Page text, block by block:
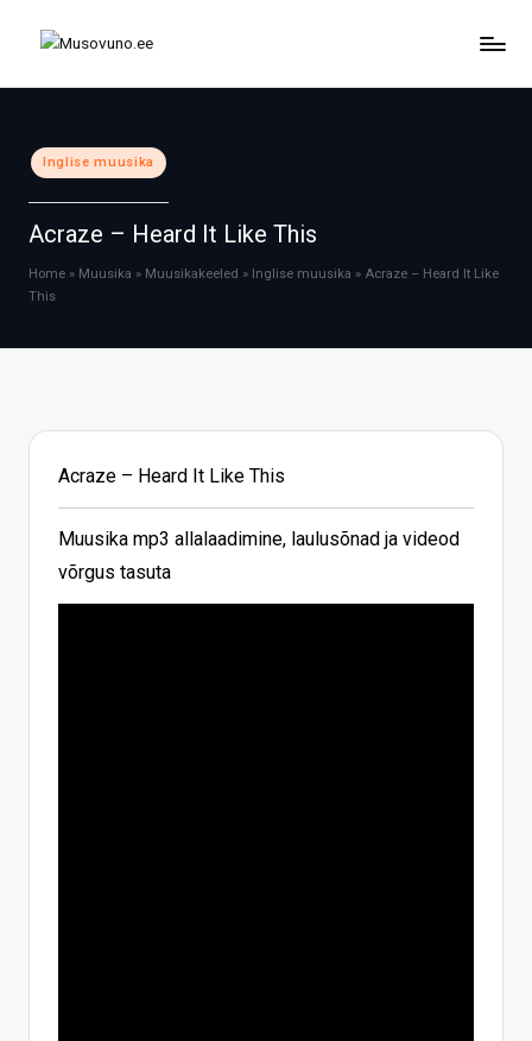
Posted
in
Inglise muusika
Acraze – Heard It Like This
Home » Muusika » Muusikakeeled » Inglise muusika » Acraze – Heard It Like
This
Acraze – Heard It Like This
Muusika mp3 allalaadimine, laulusõnad ja videod
võrgus tasuta